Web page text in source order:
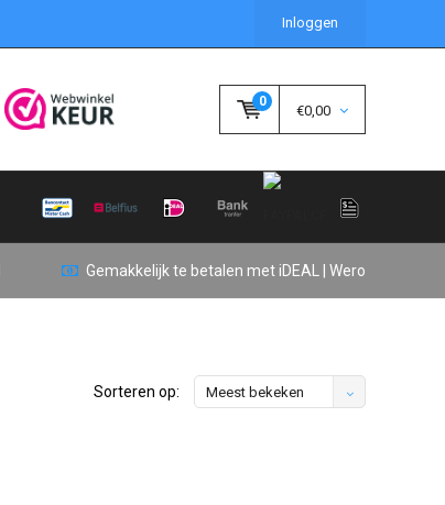
Inloggen
0
€0,00
Gemakkelijk te betalen met iDEAL | Wero
Sorteren op: Meest bekeken